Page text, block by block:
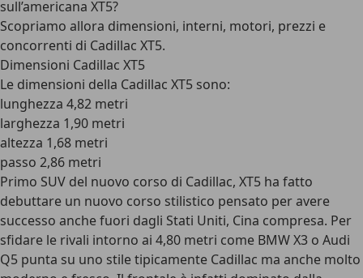
sull’americana XT5?
Scopriamo allora dimensioni, interni, motori, prezzi e
concorrenti di Cadillac XT5.
Dimensioni Cadillac XT5
Le dimensioni della Cadillac XT5 sono:
lunghezza 4,82 metri
larghezza 1,90 metri
altezza 1,68 metri
passo 2,86 metri
Primo SUV del nuovo corso di Cadillac, XT5 ha fatto
debuttare un nuovo corso stilistico pensato per avere
successo anche fuori dagli Stati Uniti, Cina compresa. Per
sfidare le rivali intorno ai 4,80 metri come BMW X3 o Audi
Q5 punta su uno stile tipicamente Cadillac ma anche molto